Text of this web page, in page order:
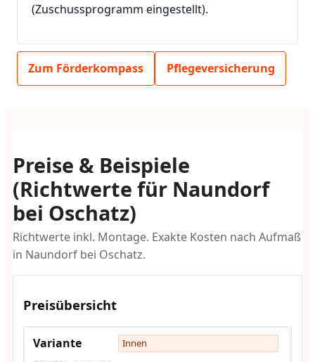
(Zuschussprogramm eingestellt).
Zum Förderkompass Pflegeversicherung
Preise & Beispiele
(Richtwerte für Naundorf
bei Oschatz)
Richtwerte inkl. Montage. Exakte Kosten nach Aufmaß
in Naundorf bei Oschatz.
Preisübersicht
Innen